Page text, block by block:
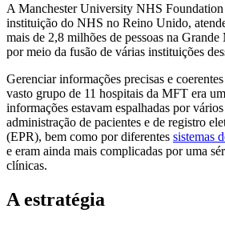
A Manchester University NHS
instituição do NHS no Reino Unido,
mais de 2,8 milhões de pessoas na
por meio da fusão de várias instituições
Gerenciar informações precisas e
vasto grupo de 11 hospitais da MFT era
informações estavam espalhadas por
administração de pacientes e de registro
(EPR), bem como por diferentes sistemas
e eram ainda mais complicadas por uma
clínicas.
A estratégia